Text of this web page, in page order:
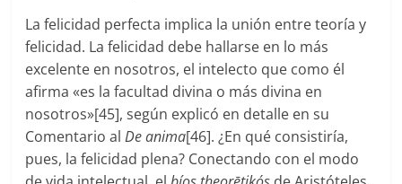
La felicidad perfecta implica la unión entre teoría y
felicidad. La felicidad debe hallarse en lo más
excelente en nosotros, el intelecto que como él
afirma «es la facultad divina o más divina en
nosotros»[45], según explicó en detalle en su
Comentario alDe anima[46]. ¿En qué consistiría,
pues, la felicidad plena? Conectando con el modo